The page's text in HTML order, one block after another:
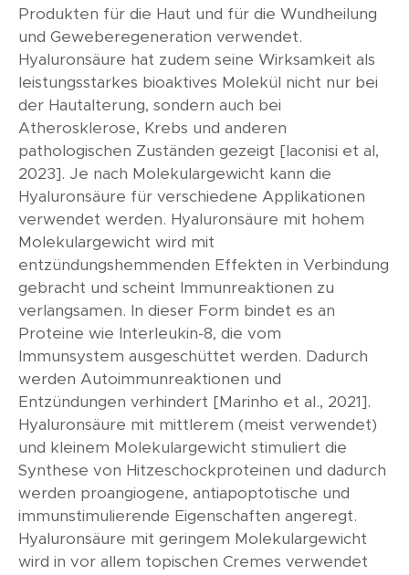
Produkten für die Haut und für die Wundheilung
und Geweberegeneration verwendet.
Hyaluronsäure hat zudem seine Wirksamkeit als
leistungsstarkes bioaktives Molekül nicht nur bei
der Hautalterung, sondern auch bei
Atherosklerose, Krebs und anderen
pathologischen Zuständen gezeigt [Iaconisi et al,
2023]. Je nach Molekulargewicht kann die
Hyaluronsäure für verschiedene Applikationen
verwendet werden. Hyaluronsäure mit hohem
Molekulargewicht wird mit
entzündungshemmenden Effekten in Verbindung
gebracht und scheint Immunreaktionen zu
verlangsamen. In dieser Form bindet es an
Proteine wie Interleukin-8, die vom
Immunsystem ausgeschüttet werden. Dadurch
werden Autoimmunreaktionen und
Entzündungen verhindert [Marinho et al., 2021].
Hyaluronsäure mit mittlerem (meist verwendet)
und kleinem Molekulargewicht stimuliert die
Synthese von Hitzeschockproteinen und dadurch
werden proangiogene, antiapoptotische und
immunstimulierende Eigenschaften angeregt.
Hyaluronsäure mit geringem Molekulargewicht
wird in vor allem topischen Cremes verwendet